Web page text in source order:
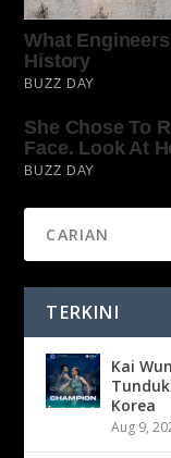
TERKINI
Kai
Korea
Aug 9,